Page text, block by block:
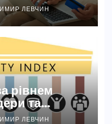
ЛЕВЧИН
рівнем
та
успіху
ЛЕВЧИН